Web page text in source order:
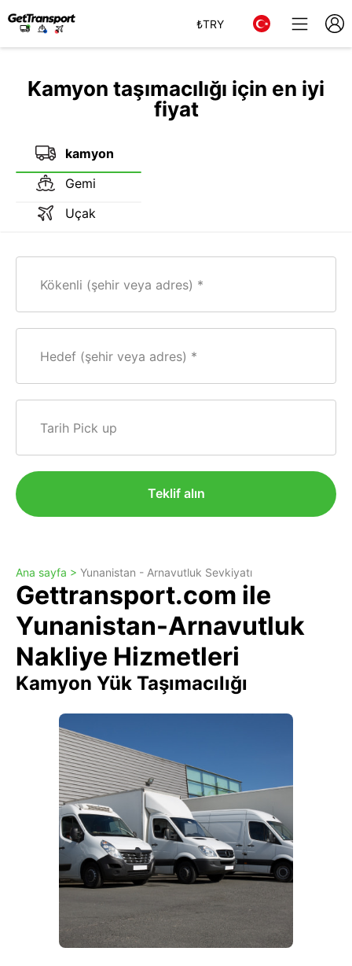
₺TRY
Kamyon taşımacılığı için en iyi
fiyat
kamyon
Gemi
Uçak
Kökenli (şehir veya adres)
Hedef (şehir veya adres)
Tarih Pick up
Teklif alın
Ana sayfa > Yunanistan - Arnavutluk Sevkiyatı
Gettransport.com ile
Yunanistan-Arnavutluk
Nakliye Hizmetleri
Kamyon Yük Taşımacılığı